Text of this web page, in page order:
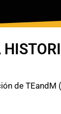
de TEandM